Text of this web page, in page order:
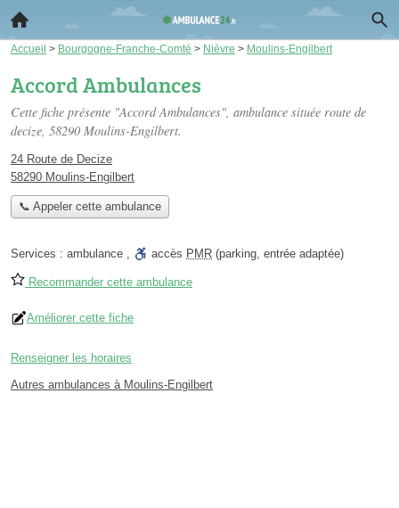
Accueil > Bourgogne-Franche-Comté > Nièvre > Moulins-Engilbert
Accord Ambulances
Cette fiche présente "Accord Ambulances", ambulance située route de
decize, 58290 Moulins-Engilbert.
24 Route de Decize
58290 Moulins-Engilbert
📞 Appeler cette ambulance
Services : ambulance , accès PMR (parking, entrée adaptée)
Recommander cette ambulance
Améliorer cette fiche
Renseigner les horaires
Autres ambulances à Moulins-Engilbert